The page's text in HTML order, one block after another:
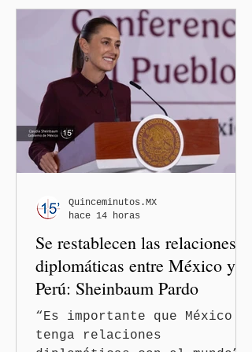
Se restablecen las relaciones
diplomáticas entre México y
Perú: Sheinbaum Pardo
“Es importante que México
tenga relaciones
Quinceminutos.MX
hace 14 horas